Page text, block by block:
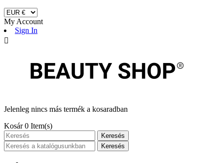
My Account
Sign In

Jelenleg nincs más termék a kosaradban
Kosár 0 Item(s)
Keresés
Keresés